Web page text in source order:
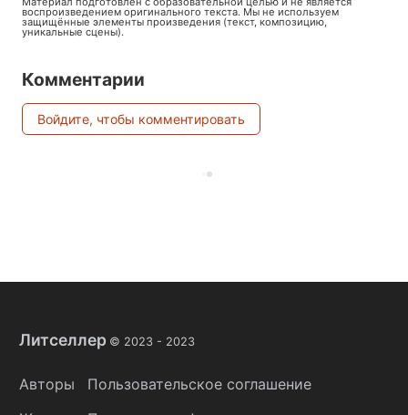
воспроизведением оригинального текста. Мы не используем
защищённые элементы произведения (текст, композицию,
уникальные сцены).
Комментарии
Войдите, чтобы комментировать
Литселлер © 2023 - 2023
Авторы
Пользовательское соглашение